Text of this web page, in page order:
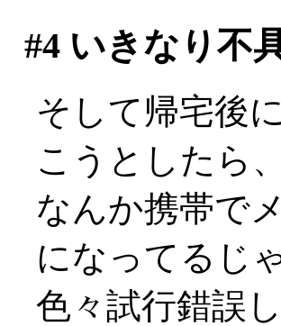
#4いきなり不
そして帰宅後
こうとしたら、
なんか携帯で
になってるじ
色々試行錯誤